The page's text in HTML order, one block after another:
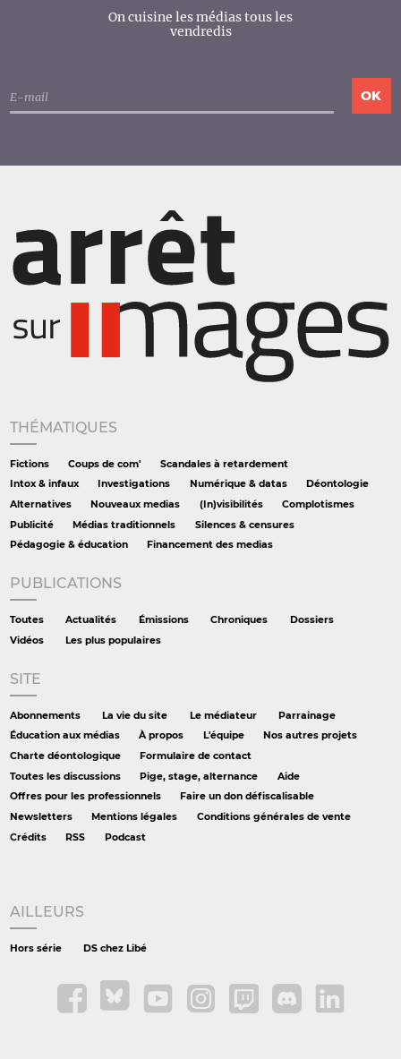
On cuisine les médias tous les
vendredis
THÉMATIQUES
Fictions Coups de com'
Scandales à retardement
Intox & infaux
Investigations Numérique & datas
Déontologie
Alternatives
Nouveaux medias (In)visibilités
Complotismes
Publicité
Médias traditionnels
Silences & censures
Pédagogie & éducation
Financement des medias
PUBLICATIONS
Toutes Actualités Émissions Chroniques
Dossiers
Vidéos
Les plus populaires
SITE
Abonnements La vie du site Le médiateur
Parrainage
Éducation aux médias
À propos L'équipe
Nos autres projets
Charte déontologique
Formulaire de contact
Toutes les discussions
Pige, stage, alternance
Aide
Offres pour les professionnels
Faire un don défiscalisable
Newsletters
Mentions légales
Conditions générales de vente
Crédits
RSS Podcast
AILLEURS
Hors série DS chez Libé